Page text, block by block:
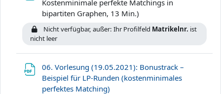
Kostenminimale perfekte Matchings in
bipartiten Graphen, 13 Min.)
Nicht verfügbar, außer: Ihr Profilfeld Matrikelnr. ist
nicht leer
06. Vorlesung (19.05.2021): Bonustrack –
Beispiel für LP-Runden (kostenminimales
perfektes Matching)